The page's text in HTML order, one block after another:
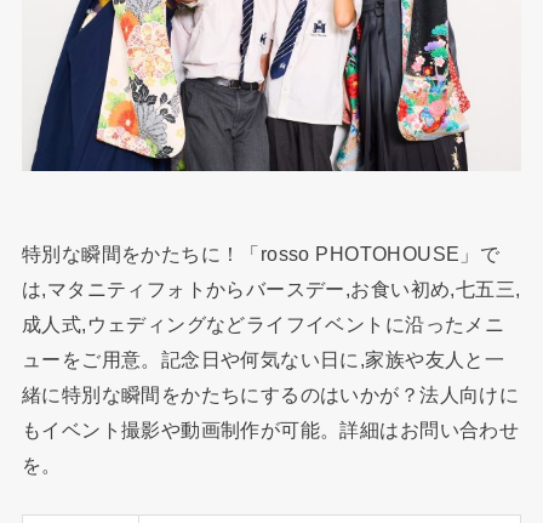
特別な瞬間をかたちに！「rosso PHOTOHOUSE」で
は,マタニティフォトからバースデー,お食い初め,七五三,
成人式,ウェディングなどライフイベントに沿ったメニ
ューをご用意。記念日や何気ない日に,家族や友人と一
緒に特別な瞬間をかたちにするのはいかが？法人向けに
もイベント撮影や動画制作が可能。詳細はお問い合わせ
を。